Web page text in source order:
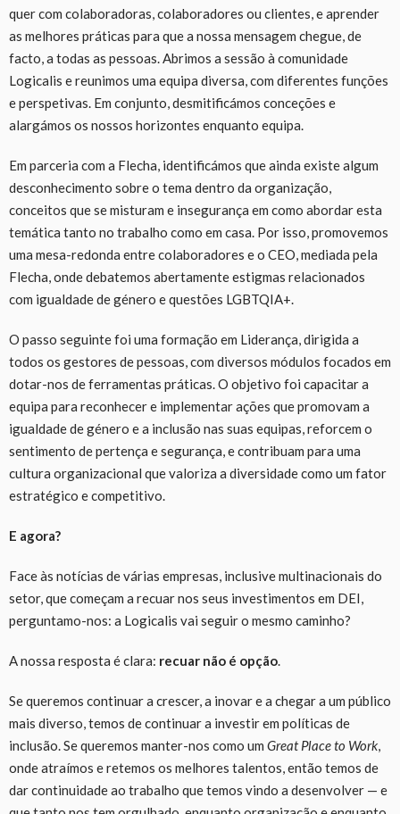
quer com colaboradoras, colaboradores ou clientes, e aprender
as melhores práticas para que a nossa mensagem chegue, de
facto, a todas as pessoas. Abrimos a sessão à comunidade
Logicalis e reunimos uma equipa diversa, com diferentes funções
e perspetivas. Em conjunto, desmitificámos conceções e
alargámos os nossos horizontes enquanto equipa.
Em parceria com a Flecha, identificámos que ainda existe algum
desconhecimento sobre o tema dentro da organização,
conceitos que se misturam e insegurança em como abordar esta
temática tanto no trabalho como em casa. Por isso, promovemos
uma mesa-redonda entre colaboradores e o CEO, mediada pela
Flecha, onde debatemos abertamente estigmas relacionados
com igualdade de género e questões LGBTQIA+.
O passo seguinte foi uma formação em Liderança, dirigida a
todos os gestores de pessoas, com diversos módulos focados em
dotar-nos de ferramentas práticas. O objetivo foi capacitar a
equipa para reconhecer e implementar ações que promovam a
igualdade de género e a inclusão nas suas equipas, reforcem o
sentimento de pertença e segurança, e contribuam para uma
cultura organizacional que valoriza a diversidade como um fator
estratégico e competitivo.
E agora?
Face às notícias de várias empresas, inclusive multinacionais do
setor, que começam a recuar nos seus investimentos em DEI,
perguntamo-nos: a Logicalis vai seguir o mesmo caminho?
A nossa resposta é clara: recuar não é opção.
Se queremos continuar a crescer, a inovar e a chegar a um público
mais diverso, temos de continuar a investir em políticas de
inclusão. Se queremos manter-nos como um Great Place to Work,
onde atraímos e retemos os melhores talentos, então temos de
dar continuidade ao trabalho que temos vindo a desenvolver — e